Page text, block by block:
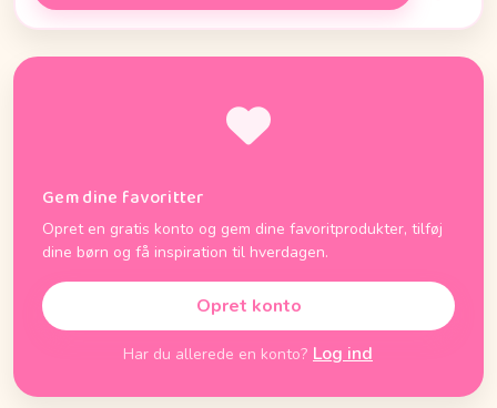
Gem dine favoritter
Opret en gratis konto og gem dine favoritprodukter, tilføj
dine børn og få inspiration til hverdagen.
Opret konto
Har du allerede en konto? Log ind